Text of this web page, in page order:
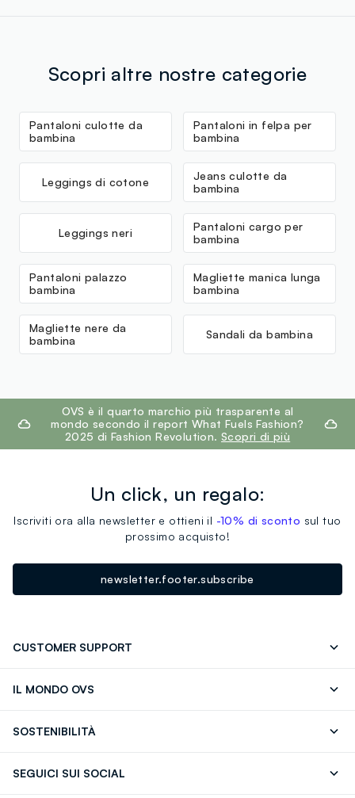
Scopri altre nostre categorie
Pantaloni culotte da
bambina
Pantaloni in felpa per
bambina
Leggings di cotone
Jeans culotte da
bambina
Leggings neri
Pantaloni cargo per
bambina
Pantaloni palazzo
bambina
Magliette manica lunga
bambina
Magliette nere da
bambina
Sandali da bambina
footer.ariatitleOVS è il quarto marchio più trasparente al
mondo secondo il report What Fuels Fashion?
2025 di Fashion Revolution. Scopri di più
Un click, un regalo:
Iscriviti ora alla newsletter e ottieni il -10% di sconto sul tuo
prossimo acquisto!
newsletter.footer.subscribe
CUSTOMER SUPPORT
IL MONDO OVS
Giftcard
SOSTENIBILITÀ
SEGUICI SUI SOCIAL